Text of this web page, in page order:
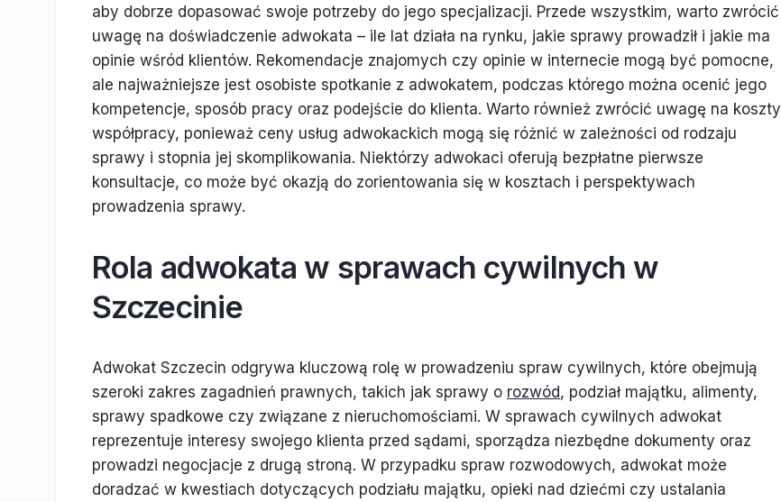
aby dobrze dopasować swoje potrzeby do jego specjalizacji. Przede wszystkim, warto zwrócić
uwagę na doświadczenie adwokata – ile lat działa na rynku, jakie sprawy prowadził i jakie ma
opinie wśród klientów. Rekomendacje znajomych czy opinie w internecie mogą być pomocne,
ale najważniejsze jest osobiste spotkanie z adwokatem, podczas którego można ocenić jego
kompetencje, sposób pracy oraz podejście do klienta. Warto również zwrócić uwagę na koszty
współpracy, ponieważ ceny usług adwokackich mogą się różnić w zależności od rodzaju
sprawy i stopnia jej skomplikowania. Niektórzy adwokaci oferują bezpłatne pierwsze
konsultacje, co może być okazją do zorientowania się w kosztach i perspektywach
prowadzenia sprawy.
Rola adwokata w sprawach cywilnych w
Szczecinie
Adwokat Szczecin odgrywa kluczową rolę w prowadzeniu spraw cywilnych, które obejmują
szeroki zakres zagadnień prawnych, takich jak sprawy o rozwód, podział majątku, alimenty,
sprawy spadkowe czy związane z nieruchomościami. W sprawach cywilnych adwokat
reprezentuje interesy swojego klienta przed sądami, sporządza niezbędne dokumenty oraz
prowadzi negocjacje z drugą stroną. W przypadku spraw rozwodowych, adwokat może
doradzać w kwestiach dotyczących podziału majątku, opieki nad dziećmi czy ustalania